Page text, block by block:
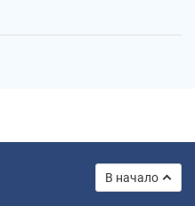
В начало